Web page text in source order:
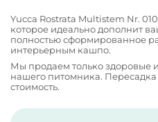
Yucca Rostrata Multistem Nr.
которое идеально дополнит
полностью сформированное
интерьерным кашпо.
Мы продаем только здоровые
нашего питомника.
стоимость.